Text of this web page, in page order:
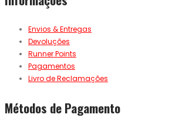
Envios & Entregas
Devoluções
Runner Points
Pagamentos
Livro de Reclamações
Métodos de Pagamento